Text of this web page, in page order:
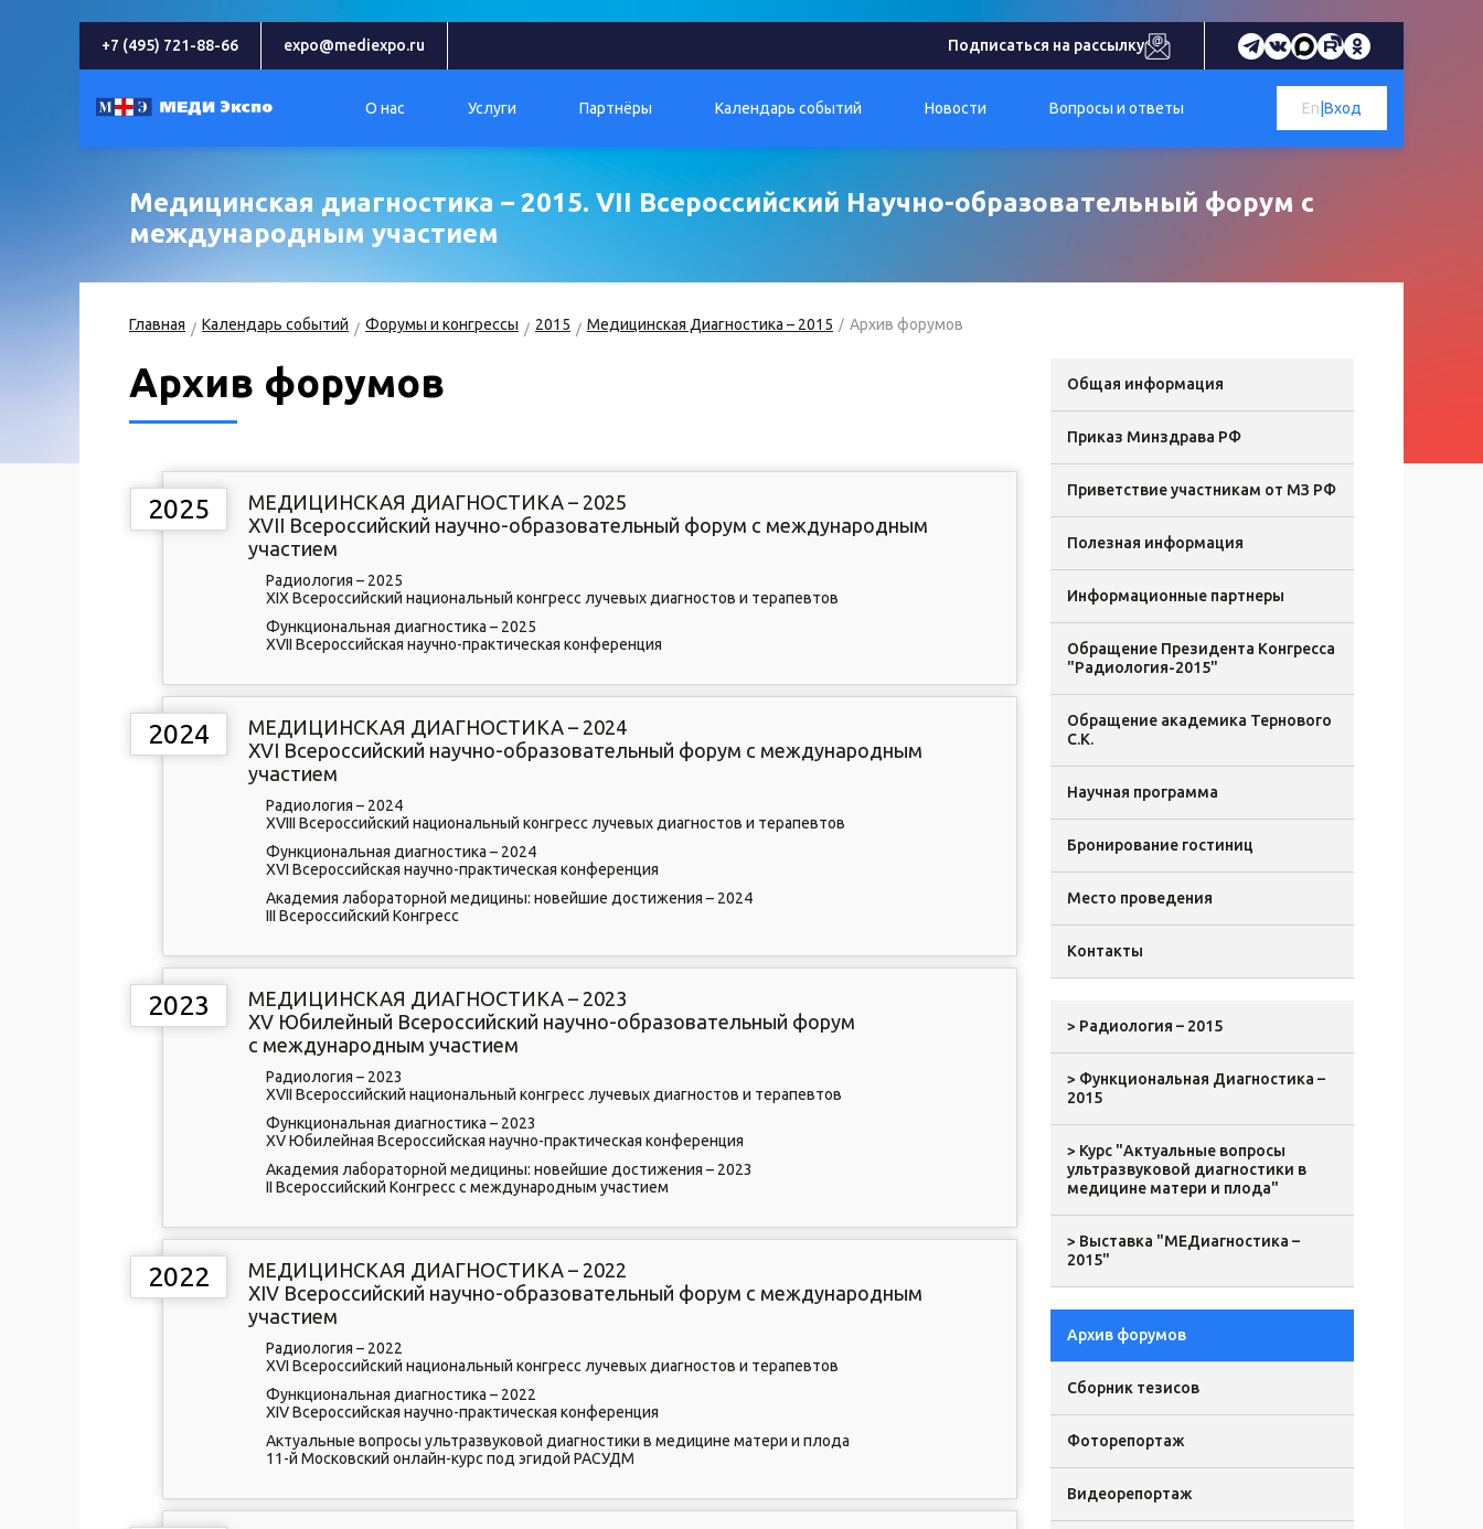
+7 (495) 721-88-66 expo@mediexpo.ru Подписаться на рассылку
О нас Услуги Партнёры Календарь событий Новости Вопросы и ответы Вход
En
Медицинская диагностика – 2015. VII Всероссийский Научно-образовательный форум с
международным участием
Главная Календарь событий Форумы и конгрессы 2015 Медицинская Диагностика – 2015 Архив форумов
Архив форумов
2025
МЕДИЦИНСКАЯ ДИАГНОСТИКА – 2025
XVII Всероссийский научно-образовательный форум с международным
участием
Радиология – 2025
XIX Всероссийский национальный конгресс лучевых диагностов и терапевтов
Функциональная диагностика – 2025
XVII Всероссийская научно-практическая конференция
2024
МЕДИЦИНСКАЯ ДИАГНОСТИКА – 2024
XVI Всероссийский научно-образовательный форум с международным
участием
Радиология – 2024
XVIII Всероссийский национальный конгресс лучевых диагностов и терапевтов
Функциональная диагностика – 2024
XVI Всероссийская научно-практическая конференция
Академия лабораторной медицины: новейшие достижения – 2024
III Всероссийский Конгресс
2023
МЕДИЦИНСКАЯ ДИАГНОСТИКА – 2023
XV Юбилейный Всероссийский научно-образовательный форум
с международным участием
Радиология – 2023
XVII Всероссийский национальный конгресс лучевых диагностов и терапевтов
Функциональная диагностика – 2023
XV Юбилейная Всероссийская научно-практическая конференция
Академия лабораторной медицины: новейшие достижения – 2023
II Всероссийский Конгресс с международным участием
2022
МЕДИЦИНСКАЯ ДИАГНОСТИКА – 2022
XIV Всероссийский научно-образовательный форум с международным
участием
Радиология – 2022
XVI Всероссийский национальный конгресс лучевых диагностов и терапевтов
Функциональная диагностика – 2022
XIV Всероссийская научно-практическая конференция
Актуальные вопросы ультразвуковой диагностики в медицине матери и плода
11-й Московский онлайн-курс под эгидой РАСУДМ
Общая информация
Приказ Минздрава РФ
Приветствие участникам от МЗ РФ
Полезная информация
Информационные партнеры
Обращение Президента Конгресса
"Радиология-2015"
Обращение академика Тернового
С.К.
Научная программа
Бронирование гостиниц
Место проведения
Контакты
> Радиология – 2015
> Функциональная Диагностика –
2015
> Курс "Актуальные вопросы
ультразвуковой диагностики в
медицине матери и плода"
> Выставка "МЕДиагностика –
2015"
Архив форумов
Сборник тезисов
Фоторепортаж
Видеорепортаж